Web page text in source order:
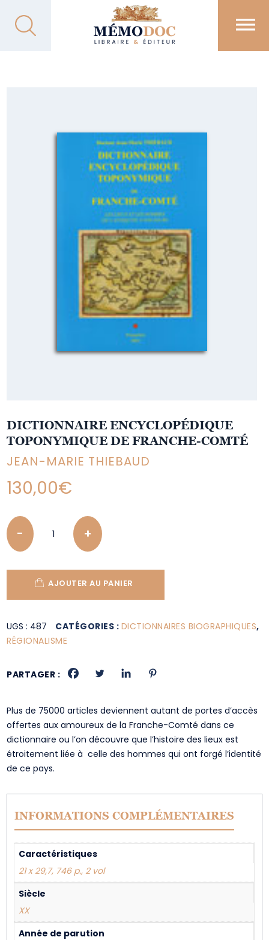
DICTIONNAIRE ENCYCLOPÉDIQUE
TOPONYMIQUE DE FRANCHE-COMTÉ
JEAN-MARIE THIEBAUD
130,00€
Quantity
AJOUTER AU PANIER
UGS : 487 CATÉGORIES : DICTIONNAIRES BIOGRAPHIQUES,
RÉGIONALISME
PARTAGER :
Plus de 75000 articles deviennent autant de portes d’accès
offertes aux amoureux de la Franche-Comté dans ce
dictionnaire ou l’on découvre que l’histoire des lieux est
étroitement liée à celle des hommes qui ont forgé l’identité
de ce pays.
INFORMATIONS COMPLÉMENTAIRES
Caractéristiques
21 x 29,7, 746 p., 2 vol
Siècle
XX
Année de parution